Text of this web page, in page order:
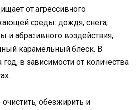
от агрессивного
среды: дождя, снега,
и абразивного воздействия,
карамельный блеск. В
год, в зависимости от количества
обезжирить и